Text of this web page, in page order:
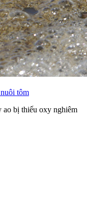
tôm
ao bị thiếu oxy nghiêm